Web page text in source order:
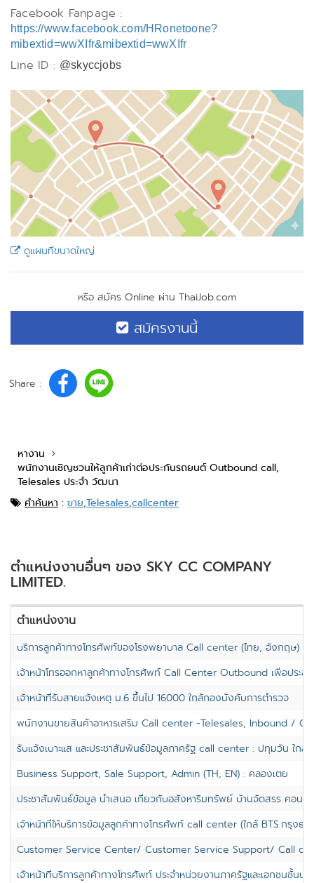
Facebook Fanpage :
https://www.facebook.com/HRonetoone?
mibextid=wwXIfr&mibextid=wwXIfr
Line ID : @skyccjobs
ดูแผนที่ขนาดใหญ่
หรือ สมัคร Online ผ่าน ThaiJob.com
สมัครงานนี้
Share :
หางาน
พนักงานเชิญชวนให้ลูกค้าเก่าต่อประกันรถยนต์ Outbound call,
Telesales ประจำ วัฒนา
คำค้นหา : ขาย,Telesales,callcenter
ตำแหน่งงานอื่นๆ ของ SKY CC COMPANY
LIMITED.
ตำแหน่งงาน
บริการลูกค้าทางโทรศัพท์ของโรงพยาบาล Call center (ไทย, อังกฤษ) :
เจ้าหน้าโทรออกหาลูกค้าทางโทรศัพท์ Call Center Outbound เพื่อประ
เจ้าหน้าที่รับสายแจ้งเหตุ ม.6 ขึ้นไป 16000 ใกล้กองบังคับการตำรวจ
พนักงานขายสินค้าอาหารเสริม Call center -Telesales, Inbound /
รับแจ้งเบาะแส และประชาสัมพันธ์ข้อมูลภาครัฐ call center : ปทุมวัน ใกล้
Business Support, Sale Support, Admin (TH, EN) : คลองเตย
ประชาสัมพันธ์ข้อมูล นำเสนอ เกี่ยวกับอสังหาริมทรัพย์ บ้านจัดสรร คอน
เจ้าหน้าที่ให้บริการข้อมูลลูกค้าทางโทรศัพท์ call center (ใกล้ BTS.กรุงธน
Customer Service Center/ Customer Service Support/ Call
เจ้าหน้าที่บริการลูกค้าทางโทรศัพท์ ประจำหน่วยงานภาครัฐและเอกชนชั้นน